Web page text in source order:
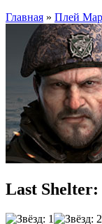
Главная » Плей
Last